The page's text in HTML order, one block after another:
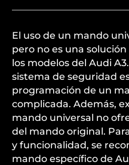
El uso de un mando
pero no es una
los modelos del Audi
sistema de seguridad
programación de un
complicada. Además,
mando universal no
del mando original.
y funcionalidad, se
mando específico de